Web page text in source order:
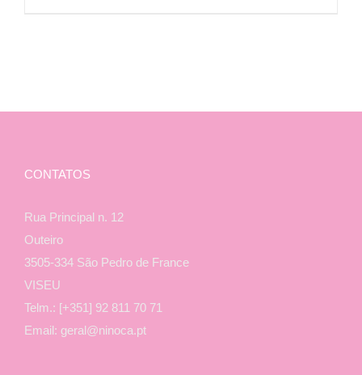
CONTATOS
Rua Principal n. 12
Outeiro
3505-334 São Pedro de France
VISEU
Telm.: [+351] 92 811 70 71
Email: geral@ninoca.pt